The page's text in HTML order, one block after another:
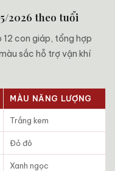
2026 theo tuổi
12 con giáp, tổng hợp
sắc hỗ trợ vận khí
MÀU NĂNG LƯỢNG
Trắng kem
Đỏ đô
Xanh ngọc